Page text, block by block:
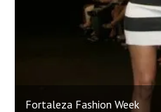
Fortaleza Fashion Week